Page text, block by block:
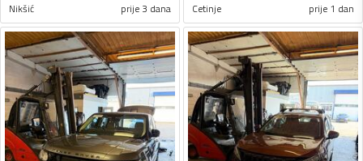
Nikšić prije 3 dana Cetinje prije 1 dan